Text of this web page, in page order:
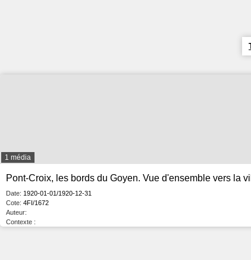
1 média
Pont-Croix, les bords du Goyen. Vue d'ensemble vers la
Date: 1920-01-01/1920-12-31
Cote: 4FI/1672
Auteur:
Contexte :